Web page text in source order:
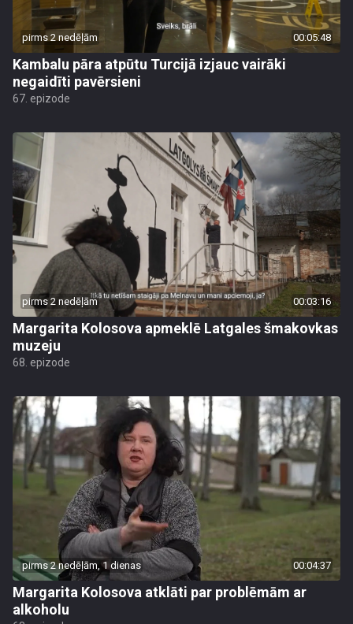
pirms 2 nedēļām 00:05:48
Kambalu pāra atpūtu Turcijā izjauc vairāki
negaidīti pavērsieni
67. epizode
pirms 2 nedēļām 00:03:16
Margarita Kolosova apmeklē Latgales šmakovkas
muzeju
68. epizode
pirms 2 nedēļām, 1 dienas 00:04:37
Margarita Kolosova atklāti par problēmām ar
alkoholu